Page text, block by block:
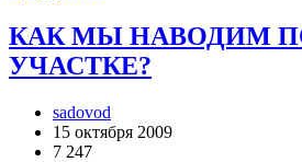
КАК МЫ НАВОДИМ
УЧАСТКЕ?
sadovod
15 октября 2009
7 247